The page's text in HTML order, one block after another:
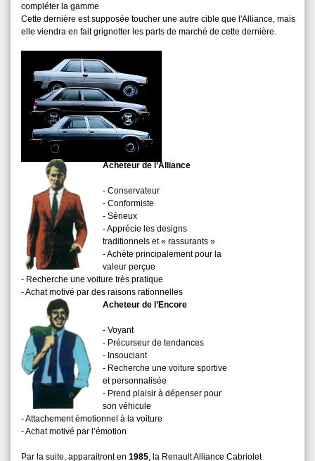
compléter la gamme
Cette dernière est supposée toucher une autre cible que l'Alliance, mais
elle viendra en fait grignotter les parts de marché de cette dernière.
Acheteur de l’Alliance
- Conservateur
- Conformiste
- Sérieux
- Apprécie les designs
traditionnels et « rassurants »
- Achète principalement pour la
valeur perçue
- Recherche une voiture très pratique
- Achat motivé par des raisons rationnelles
Acheteur de l’Encore
- Voyant
- Précurseur de tendances
- Insouciant
- Recherche une voiture sportive
et personnalisée
- Prend plaisir à dépenser pour
son véhicule
- Attachement émotionnel à la voiture
- Achat motivé par l’émotion
Par la suite, apparaitront en 1985 , la Renault Alliance Cabriolet